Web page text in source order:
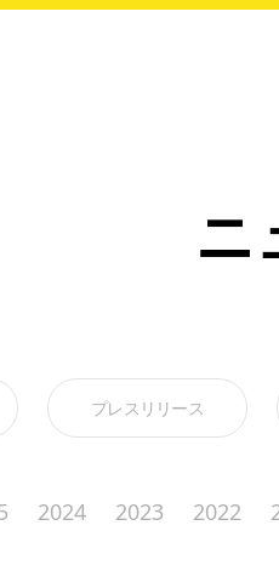
ニ
プレスリリース
2024 2023 2022